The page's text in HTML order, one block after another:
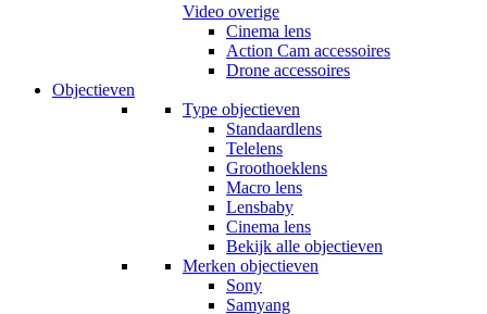
Video overige
Cinema lens
Action Cam accessoires
Drone accessoires
Objectieven
Type objectieven
Standaardlens
Telelens
Groothoeklens
Macro lens
Lensbaby
Cinema lens
Bekijk alle objectieven
Merken objectieven
Sony
Samyang